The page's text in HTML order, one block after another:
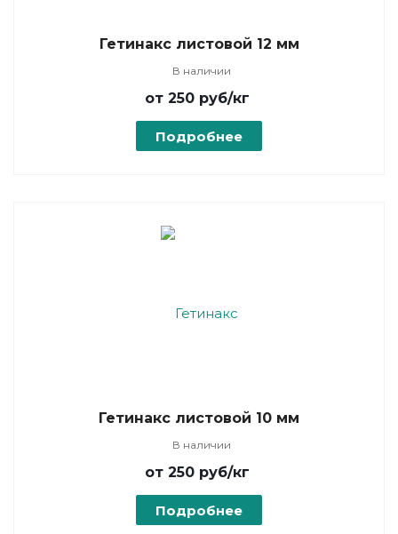
Гетинакс листовой 12 мм
В наличии
от 250 руб/кг
Подробнее
Гетинакс листовой 10 мм
В наличии
от 250 руб/кг
Подробнее